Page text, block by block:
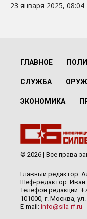
23 января 2025, 08:04
ГЛАВНОЕ
СЛУЖБА
ЭКОНОМИКА
© 2026 | Все права
Главный редактор:
Шеф-редактор: Иван
Телефон редакции:
101000, г. Москва,
E-mail: info@sila-rf.ru